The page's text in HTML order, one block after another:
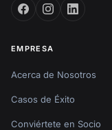
EMPRESA
Acerca de Nosotros
Casos de Éxito
Conviértete en Socio